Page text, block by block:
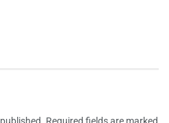
Required fields are marked